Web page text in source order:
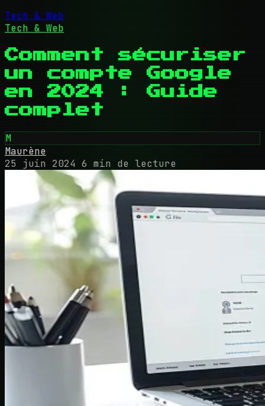
Tech & Web
Tech & Web
Comment sécuriser
un compte Google
en 2024 : Guide
complet
M
Maurène
25 juin 2024 6 min de lecture